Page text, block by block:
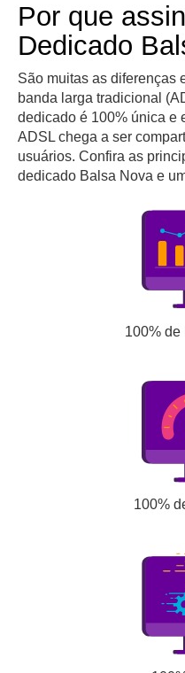
Por que
Dedicado
São muitas as diferenças
banda larga tradicional
dedicado é 100% única e
ADSL chega a ser
usuários. Confira as
dedicado Balsa Nova e
100%
100%